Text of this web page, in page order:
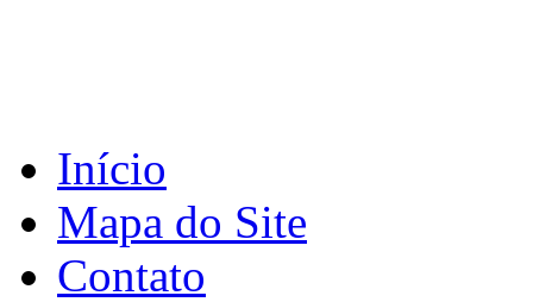
Início
Mapa do Site
Contato